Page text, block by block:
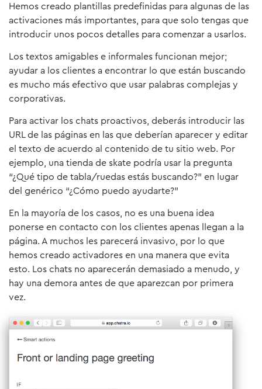
Hemos creado plantillas predefinidas para algunas de las
activaciones más importantes, para que solo tengas que
introducir unos pocos detalles para comenzar a usarlos.
Los textos amigables e informales funcionan mejor;
ayudar a los clientes a encontrar lo que están buscando
es mucho más efectivo que usar palabras complejas y
corporativas.
Para activar los chats proactivos, deberás introducir las
URL de las páginas en las que deberían aparecer y editar
el texto de acuerdo al contenido de tu sitio web. Por
ejemplo, una tienda de skate podría usar la pregunta
“¿Qué tipo de tabla/ruedas estás buscando?” en lugar
del genérico “¿Cómo puedo ayudarte?”
En la mayoría de los casos, no es una buena idea
ponerse en contacto con los clientes apenas llegan a la
página. A muchos les parecerá invasivo, por lo que
hemos creado activadores en una manera que evita
esto. Los chats no aparecerán demasiado a menudo, y
hay una demora antes de que aparezcan por primera
vez.